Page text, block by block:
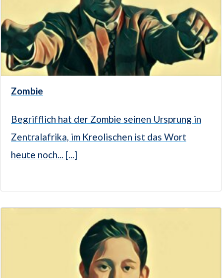
Zombie
Begrifflich hat der Zombie seinen Ursprung in
Zentralafrika, im Kreolischen ist das Wort
heute noch... [...]